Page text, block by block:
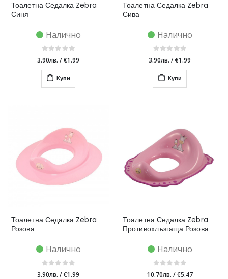
Тоалетна Седалка Zebra
Синя
Налично
3.90лв. /€1.99
Купи
Тоалетна Седалка Zebra
Сива
Налично
3.90лв. /€1.99
Купи
Тоалетна Седалка Zebra
Розова
Налично
3.90лв. /€1.99
Тоалетна Седалка Zebra
Противохлъзгаща Розова
Налично
10.70лв. /€5.47